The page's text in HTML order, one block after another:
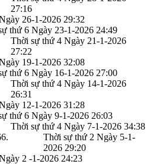
27:16
26-1-2026 29:32
thứ 6 Ngày 23-1-2026 24:49
Thời sự thứ 4 Ngày 21-1-2026
27:22
19-1-2026 32:08
thứ 6 Ngày 16-1-2026 27:00
Thời sự thứ 4 Ngày 14-1-2026
26:31
12-1-2026 31:28
thứ 6 Ngày 9-1-2026 26:03
Thời sự thứ 4 Ngày 7-1-2026 34:38
Thời sự thứ 2 Ngày 5-1-
2026 29:20
2 -1-2026 24:23